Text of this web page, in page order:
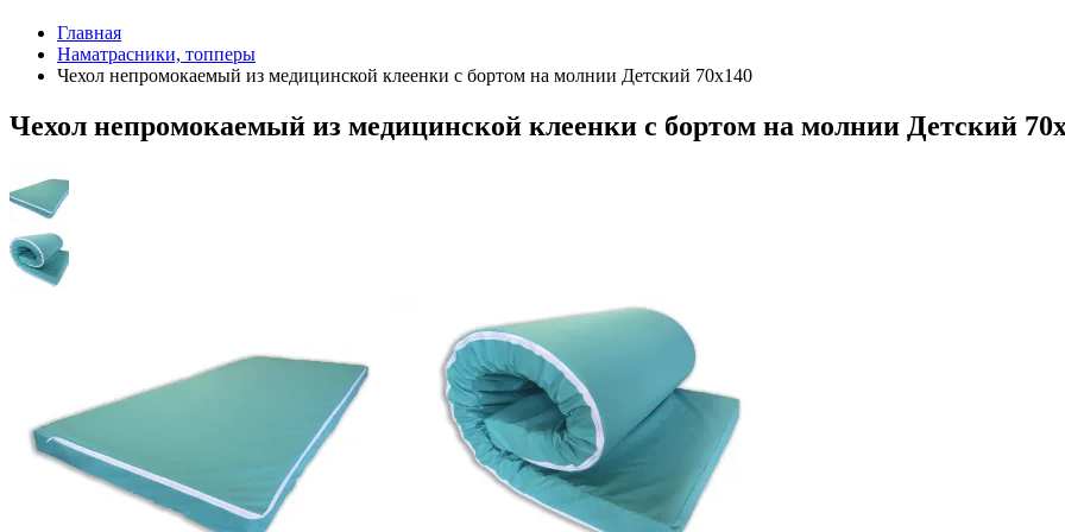
Главная
Наматрасники, топперы
Чехол непромокаемый из медицинской клеенки с бортом на молнии Детский 70х140
Чехол непромокаемый из медицинской клеенки с бортом на молнии Детский